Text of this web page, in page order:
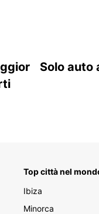
Solo auto
Top città nel
Ibiza
Minorca